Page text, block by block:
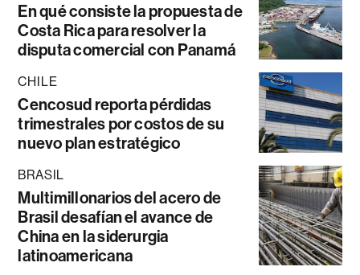
En qué consiste la propuesta de
Costa Rica para resolver la
disputa comercial con Panamá
CHILE
Cencosud reporta pérdidas
trimestrales por costos de su
nuevo plan estratégico
BRASIL
Multimillonarios del acero de
Brasil desafían el avance de
China en la siderurgia
latinoamericana